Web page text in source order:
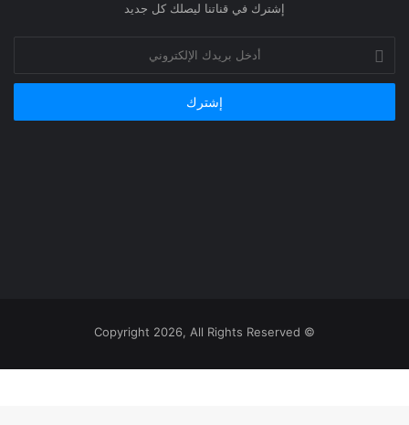
إشترك في قناتنا ليصلك كل جديد
بريدك
الإلكتروني
© Copyright 2026, All Rights Reserved